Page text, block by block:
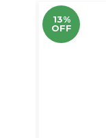
13%
OFF